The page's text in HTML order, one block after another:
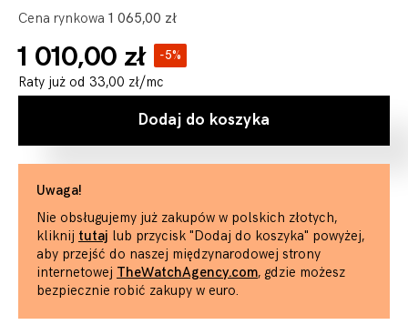
Cena rynkowa 1 065,00 zł
1 010,00 zł -5%
Raty już od 33,00 zł/mc
Dodaj do koszyka
Uwaga!
Nie obsługujemy już zakupów w polskich złotych,
kliknij tutaj lub przycisk "Dodaj do koszyka" powyżej,
aby przejść do naszej międzynarodowej strony
internetowej TheWatchAgency.com, gdzie możesz
bezpiecznie robić zakupy w euro.